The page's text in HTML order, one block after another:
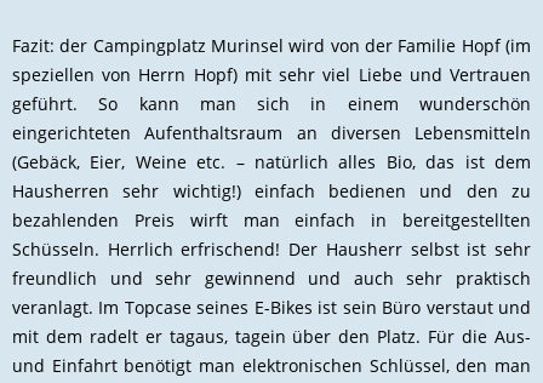
Fazit: der Campingplatz Murinsel wird von der Familie Hopf (im
speziellen von Herrn Hopf) mit sehr viel Liebe und Vertrauen
geführt. So kann man sich in einem wunderschön
eingerichteten Aufenthaltsraum an diversen Lebensmitteln
(Gebäck, Eier, Weine etc. – natürlich alles Bio, das ist dem
Hausherren sehr wichtig!) einfach bedienen und den zu
bezahlenden Preis wirft man einfach in bereitgestellten
Schüsseln. Herrlich erfrischend! Der Hausherr selbst ist sehr
freundlich und sehr gewinnend und auch sehr praktisch
veranlagt. Im Topcase seines E-Bikes ist sein Büro verstaut und
mit dem radelt er tagaus, tagein über den Platz. Für die Aus-
und Einfahrt benötigt man elektronischen Schlüssel, den man